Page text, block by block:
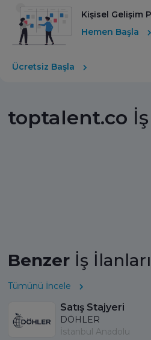
Kişisel Gelişim
Hemen Başla
Ücretsiz Başla
toptalent.co
Benzer İş İlanları
Tümünü İncele
Satış Stajyeri
DÖHLER
İstanbul Anadolu